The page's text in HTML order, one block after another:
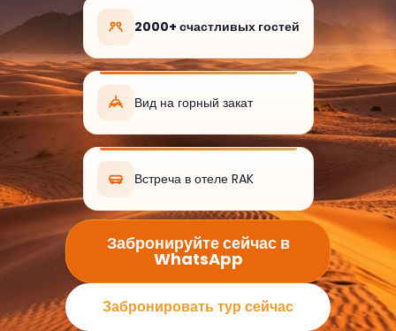
2000+ счастливых гостей
Вид на горный закат
Встреча в отеле RAK
Забронируйте сейчас в
WhatsApp
Забронировать тур сейчас